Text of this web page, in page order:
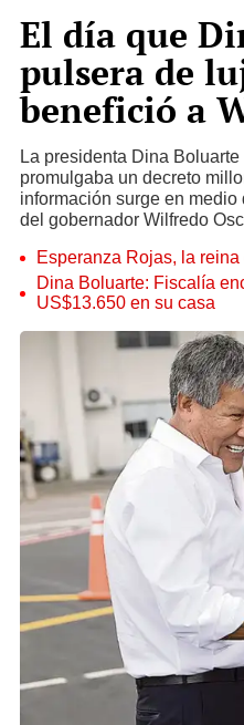
El día que
pulsera de
benefició a
La presidenta Dina
promulgaba un decreto
información surge en
del gobernador Wilfredo
Esperanza Rojas, la
Dina Boluarte: Fiscalía
US$13.650 en su casa